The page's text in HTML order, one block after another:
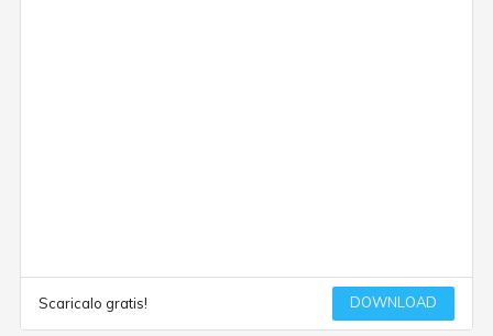
Scaricalo gratis! DOWNLOAD